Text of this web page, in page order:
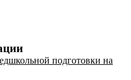
подготовки на